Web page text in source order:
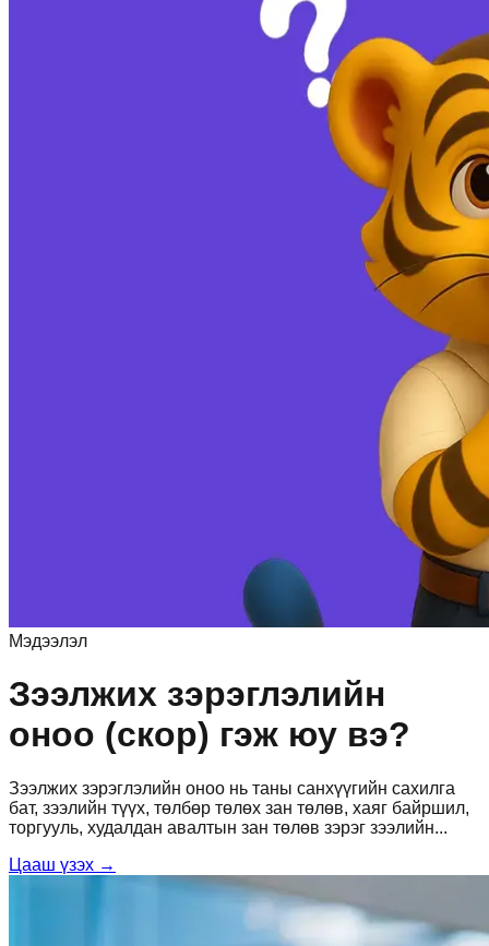
Мэдээлэл
Зээлжих зэрэглэлийн
оноо (скор) гэж юу вэ?
Зээлжих зэрэглэлийн оноо нь таны санхүүгийн сахилга
бат, зээлийн түүх, төлбөр төлөх зан төлөв, хаяг байршил,
торгууль, худалдан авалтын зан төлөв зэрэг зээлийн...
Цааш үзэх →